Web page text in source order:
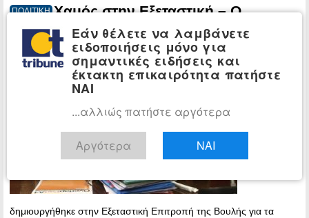
ΠΟΛΙΤΙΚΗ Χαμός στην Εξεταστική – Ο
Μαρτίνης κάρφωσε λίστα με διορισμούς
στο “Ντυνάν”
Tuesday, 20
δημιουργήθηκε στην Εξεταστική Επιτροπή της Βουλής για τα
Εάν θέλετε να λαμβάνετε
ειδοποιήσεις μόνο για
σημαντικές ειδήσεις και
έκτακτη επικαιρότητα πατήστε
ΝΑΙ
...αλλιώς πατήστε αργότερα
Αργότερα ΝΑΙ